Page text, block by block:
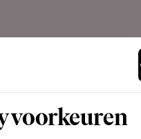
zijn, maar ze zijn
voorkeuren